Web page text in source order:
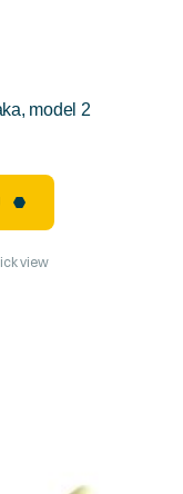
model 2
view